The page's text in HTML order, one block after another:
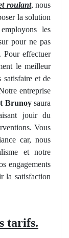
roulant, nous
la solution
les
pour ne pas
Pour effectuer
le meilleur
satisfaire et de
entreprise
Brunoysaura
jouir du
Vous
car, nous
et notre
engagements
la satisfaction
tarifs.